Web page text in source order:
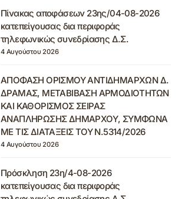
Πίνακας αποφάσεων 23ης/04-08-2026
κατεπείγουσας δια περιφοράς
τηλεφωνικώς συνεδρίασης Δ.Σ.
4 Αυγούστου 2026
ΑΠΟΦΑΣΗ ΟΡΙΣΜΟΥ ΑΝΤΙΔΗΜΑΡΧΩΝ Δ.
ΔΡΑΜΑΣ, ΜΕΤΑΒΙΒΑΣΗ ΑΡΜΟΔΙΟΤΗΤΩΝ
ΚΑΙ ΚΑΘΟΡΙΣΜΟΣ ΣΕΙΡΑΣ
ΑΝΑΠΛΗΡΩΣΗΣ ΔΗΜΑΡΧΟΥ, ΣΥΜΦΩΝΑ
ΜΕ ΤΙΣ ΔΙΑΤΑΞΕΙΣ ΤΟΥ Ν.5314/2026
4 Αυγούστου 2026
Πρόσκληση 23η/4-08-2026
κατεπείγουσας δια περιφοράς